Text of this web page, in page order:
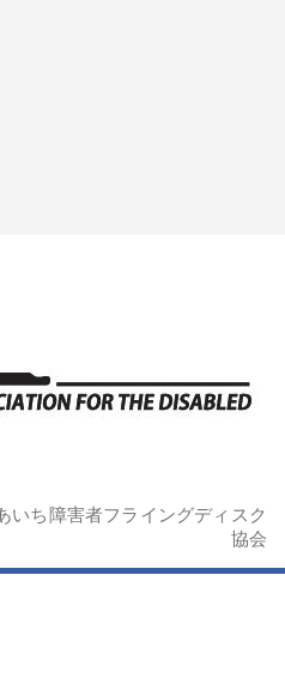
ち障害者フライングディスク
協会